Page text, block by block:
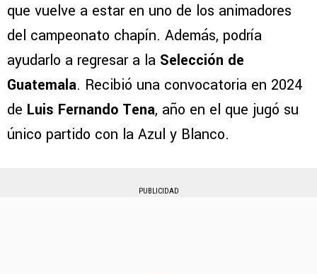
que vuelve a estar en uno de los animadores
del campeonato chapín. Además, podría
ayudarlo a regresar a la Selección de
Guatemala. Recibió una convocatoria en 2024
de Luis Fernando Tena, año en el que jugó su
único partido con la Azul y Blanco.
PUBLICIDAD